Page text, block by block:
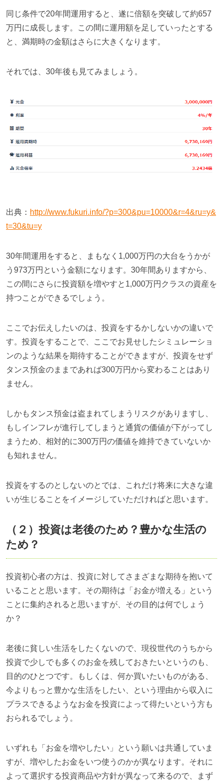
同じ条件で20年間運用すると、遂に倍額を突破して約657
万円に成長します。この間に運用額を足していったとする
と、満期時の金額はさらに大きくなります。
それでは、 30年後も見てみましょう。
出典： http://www.fukuri.info/?p=300&pu=10000&r=4&ru=y&
t=30&tu=y
30年間運用をすると、まもなく 1,000万円の大台をうかが
う 973万円という金額になります。 30年間ありますから、
この間にさらに投資額を増やすと 1,000万円クラスの資産を
持つことができるでしょう。
ここでお伝えしたいのは、投資をするかしないかの違いで
す。投資をすることで、ここでお見せしたシミュレーショ
ンのような結果を期待することができますが、投資をせず
タンス預金のままであれば300万円から変わることはあり
ません。
しかもタンス預金は盗まれてしまうリスクがありますし、
もしインフレが進行してしまうと通貨の価値が下がってし
まうため、相対的に300万円の価値を維持できていないか
も知れません。
投資をするのとしないのとでは、これだけ将来に大きな違
いが生じることをイメージしていただければと思います。
（２）投資は老後のため？豊かな生活の
ため？
投資初心者の方は、投資に対してさまざまな期待を抱いて
いることと思います。その期待は「お金が増える」という
ことに集約されると思いますが、その目的は何でしょう
か？
老後に貧しい生活をしたくないので、現役世代のうちから
投資で少しでも多くのお金を残しておきたいというのも、
目的のひとつです。もしくは、何か買いたいものがある、
今よりもっと豊かな生活をしたい、という理由から収入に
プラスできるようなお金を投資によって得たいという方も
おられるでしょう。
いずれも「お金を増やしたい」という願いは共通していま
すが、増やしたお金をいつ使うのかが異なります。それに
よって選択する投資商品や方針が異なって来るので、まず